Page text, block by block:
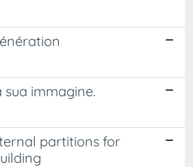
sua immagine.
partitions for